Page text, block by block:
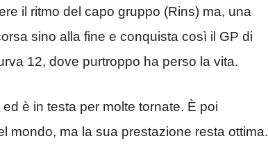
il ritmo del capo gruppo (Rins) ma, una
sino alla fine e conquista così il GP di
12, dove purtroppo ha perso la vita.
è in testa per molte tornate. È poi
mondo, ma la sua prestazione resta ottima.